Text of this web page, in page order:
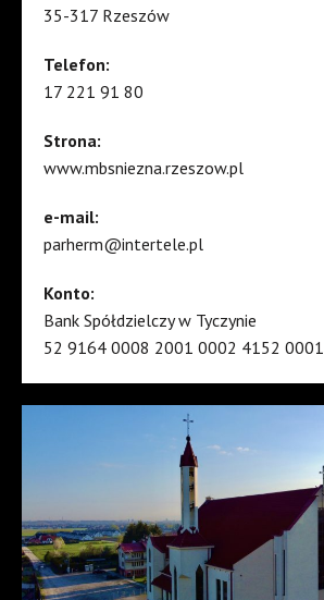
35-317 Rzeszów
Telefon:
17 221 91 80
Strona:
www.mbsniezna.rzeszow.pl
e-mail:
parherm@intertele.pl
Konto:
Bank Spółdzielczy w Tyczynie
52 9164 0008 2001 0002 4152 0001